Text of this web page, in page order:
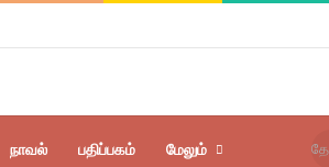
நாவல் பதிப்பகம் மேலும்